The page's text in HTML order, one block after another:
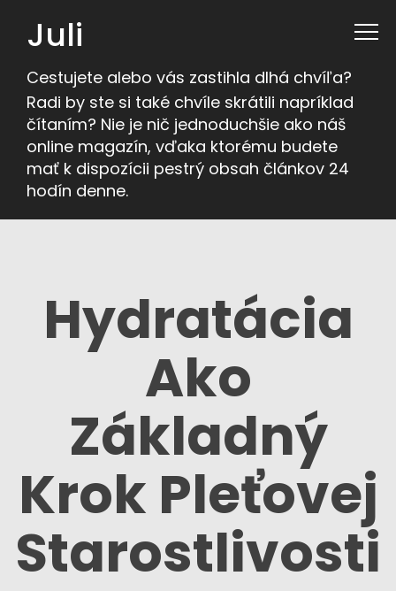
Juli
Cestujete alebo vás zastihla dlhá chvíľa?
Radi by ste si také chvíle skrátili napríklad
čítaním? Nie je nič jednoduchšie ako náš
online magazín, vďaka ktorému budete
mať k dispozícii pestrý obsah článkov 24
hodín denne.
Hydratácia
Ako
Základný
Krok Pleťovej
Starostlivosti